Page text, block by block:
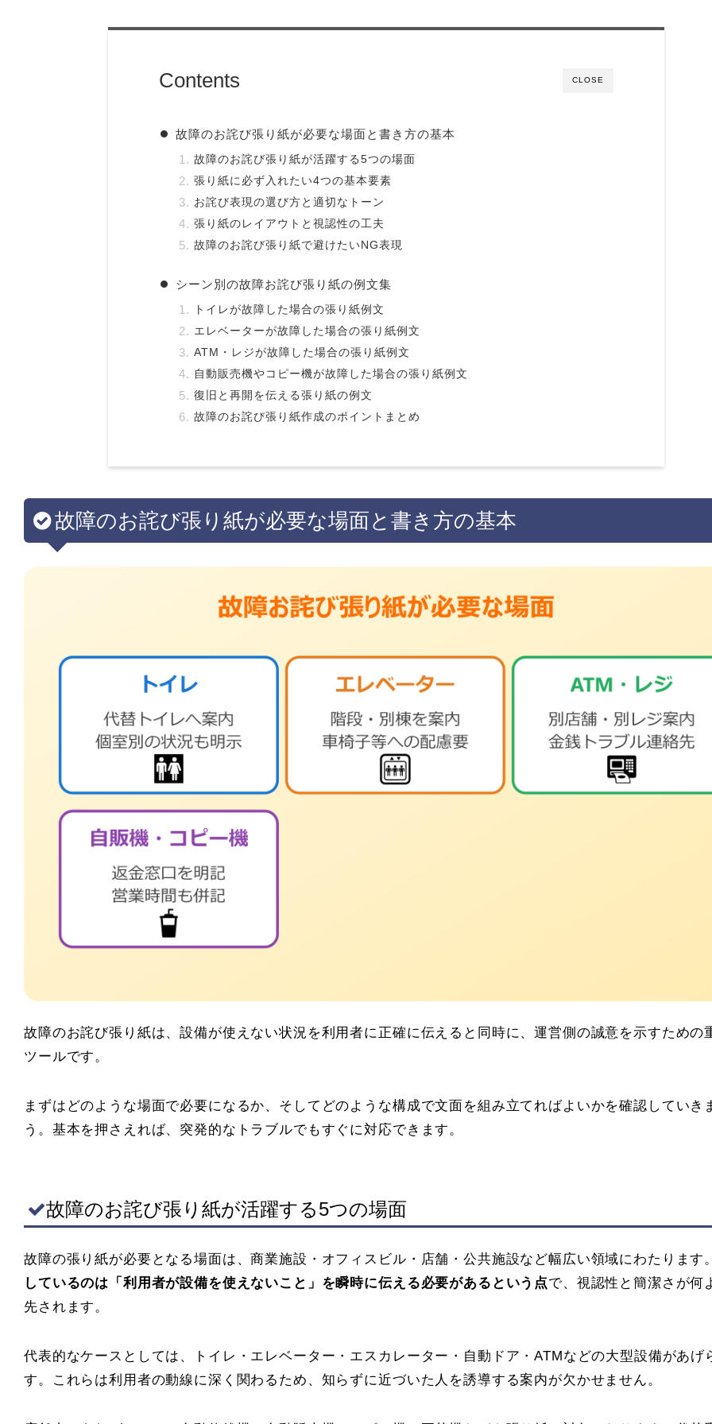
CLOSE
Contents
故障のお詫び張り紙が必要な場面と書き方の基本
故障のお詫び張り紙が活躍する5つの場面
張り紙に必ず入れたい4つの基本要素
お詫び表現の選び方と適切なトーン
張り紙のレイアウトと視認性の工夫
故障のお詫び張り紙で避けたいNG表現
シーン別の故障お詫び張り紙の例文集
トイレが故障した場合の張り紙例文
エレベーターが故障した場合の張り紙例文
ATM・レジが故障した場合の張り紙例文
自動販売機やコピー機が故障した場合の張り紙例文
復旧と再開を伝える張り紙の例文
故障のお詫び張り紙作成のポイントまとめ
故障のお詫び張り紙が必要な場面と書き方の基本
故障のお詫び張り紙は、設備が使えない状況を利用者に正確に伝えると同時に、運営側の誠意を示すための
ツールです。
まずはどのような場面で必要になるか、そしてどのような構成で文面を組み立てればよいかを確認していき
う。基本を押さえれば、突発的なトラブルでもすぐに対応できます。
故障のお詫び張り紙が活躍する5つの場面
故障の張り紙が必要となる場面は、商業施設・オフィスビル・店舗・公共施設など幅広い領域にわたります
しているのは「利用者が設備を使えないこと」を瞬時に伝える必要があるという点で、視認性と簡潔さが何
先されます。
代表的なケースとしては、トイレ・エレベーター・エスカレーター・自動ドア・ATMなどの大型設備があげ
す。これらは利用者の動線に深く関わるため、知らずに近づいた人を誘導する案内が欠かせません。